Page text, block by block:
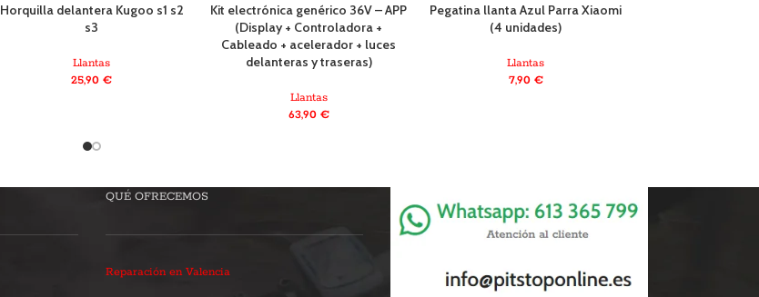
Horquilla delantera Kugoo s1 s2
s3
Llantas
25,90€
Kit electrónica genérico 36V – APP
(Display + Controladora +
Cableado + acelerador + luces
delanteras y traseras)
Llantas
63,90 €
Pegatina llanta Azul Parra Xiaomi
(4 unidades)
Llantas
7,90 €
QUÉ OFRECEMOS
Reparación en Valencia